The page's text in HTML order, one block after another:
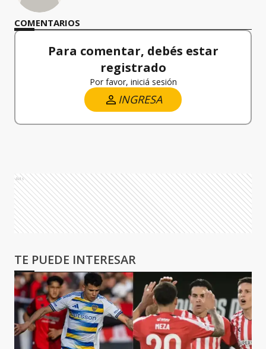
COMENTARIOS
Para comentar, debés estar
registrado
Por favor, iniciá sesión
INGRESA
Ads
TE PUEDE INTERESAR